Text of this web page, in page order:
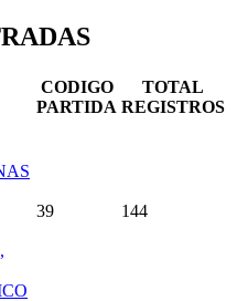
CODIGO
PARTIDA
TOTAL
REGISTROS
39 144